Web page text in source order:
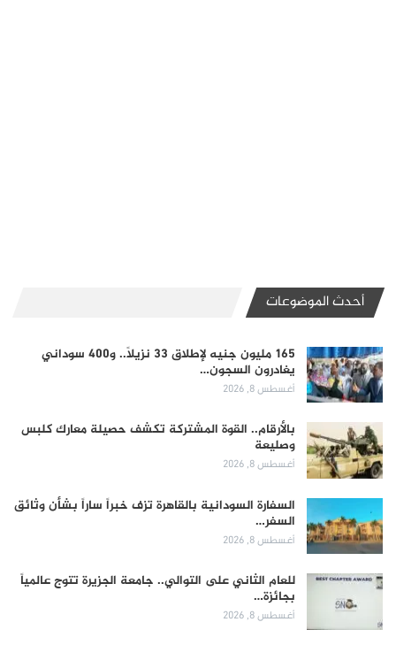
أحدث الموضوعات
165 مليون جنيه لإطلاق 33 نزيلاً.. و400 سوداني
يغادرون السجون…
أغسطس 8, 2026
بالأرقام.. القوة المشتركة تكشف حصيلة معارك كلبس
وصليعة
أغسطس 8, 2026
السفارة السودانية بالقاهرة تزف خبراً ساراً بشأن وثائق
السفر…
أغسطس 8, 2026
للعام الثاني على التوالي.. جامعة الجزيرة تتوج عالمياً
بجائزة…
أغسطس 8, 2026